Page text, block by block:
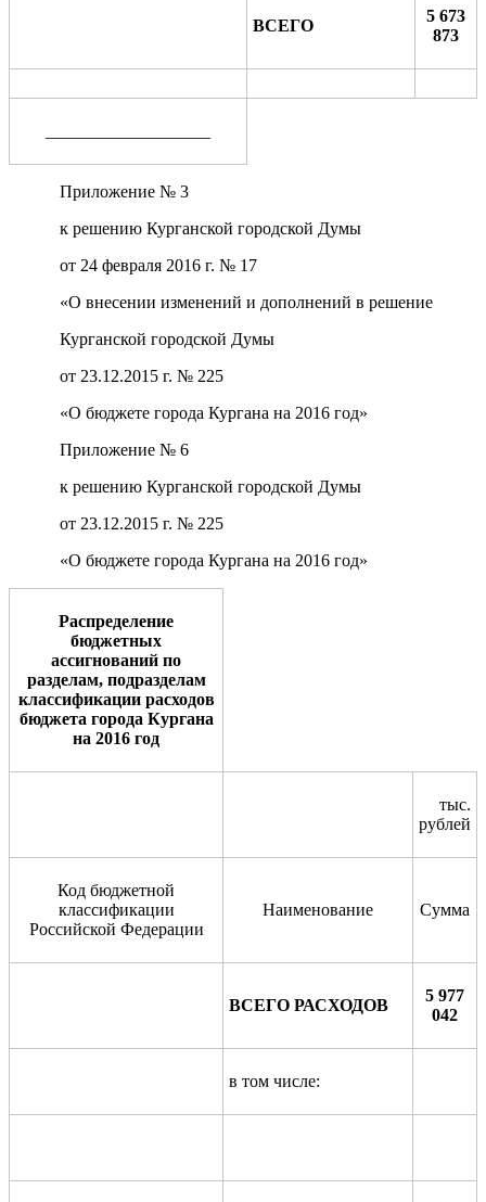
ВСЕГО
5 673
873
Приложение № 3
к решению Курганской городской Думы
от 24 февраля 2016 г. № 17
«О внесении изменений и дополнений в решение
Курганской городской Думы
от 23.12.2015 г. № 225
«О бюджете города Кургана на 2016 год»
Приложение № 6
к решению Курганской городской Думы
от 23.12.2015 г. № 225
«О бюджете города Кургана на 2016 год»
Распределение
бюджетных
ассигнований по
разделам, подразделам
классификации расходов
бюджета города Кургана
на 2016 год
тыс.
рублей
Код бюджетной
классификации
Российской Федерации
Наименование Сумма
ВСЕГО РАСХОДОВ
5 977
042
в том числе: